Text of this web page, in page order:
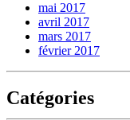
mai 2017
avril 2017
mars 2017
février 2017
Catégories